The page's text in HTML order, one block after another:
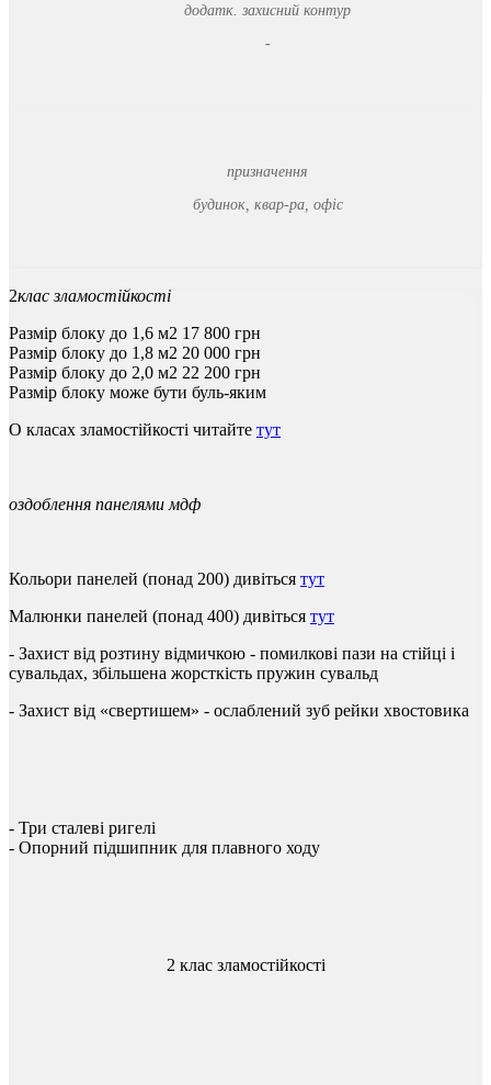
додатк. захисний контур
-
призначення
будинок, квар-ра, офіс
2клас зламостійкості
Размір блоку до 1,6 м2 17 800 грн
Размір блоку до 1,8 м2 20 000 грн
Размір блоку до 2,0 м2 22 200 грн
Размір блоку може бути буль-яким
О класах зламостійкості читайте тут
оздоблення панелями мдф
Кольори панелей (понад 200) дивіться тут
Малюнки панелей (понад 400) дивіться тут
- Захист від розтину відмичкою - помилкові пази на стійці і
сувальдах, збільшена жорсткість пружин сувальд
- Захист від «свертишем» - ослаблений зуб рейки хвостовика
- Три сталеві ригелі
- Опорний підшипник для плавного ходу
2 клас зламостійкості